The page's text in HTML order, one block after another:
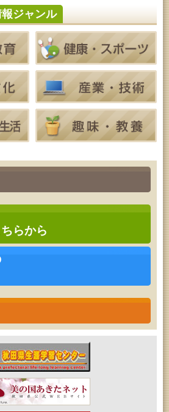
らから
キ美術館名品展」
秋田市)
かぜ大学」
田市)
く家族講座」
秋田市)
ャレンジ体験活動推進事業『料
田市)
KAGAKU」
田市)
庭教育学級」
秋田市)
ネックレスを作ってみよう』」
田市)
体験教室」
学」
田市)
教育「不思議アートのぞき箱ワ
田市)
「朝のこどもとしょかんタイ
秋田市)
ンテ文庫のおはなし会」
田市)
年教育「おりがみの会」
秋田市)
なしの会」
(秋田市)
人教育「不思議アートのぞき箱ワ
(秋田市)
一郎オルガンレクチャーコンサー
イベントのお知らせ
令和8年度 あきた芸術劇場「ミ
のイベントスケジュールのお知
令和8年度 株式会社パソナ「キ
ント相談」のお知らせ
令和8年度 株式会社パソナ「キ
ング支援センター」紹介のお知
ジャンル